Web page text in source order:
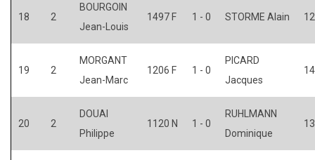
18 2
BOURGOIN
Jean-Louis
1497 F 1 - 0 STORME Alain
19 2
MORGANT
Jean-Marc
1206 F 1 - 0
PICARD
Jacques
20 2
DOUAI
Philippe
1120 N 1 - 0
RUHLMANN
Dominique